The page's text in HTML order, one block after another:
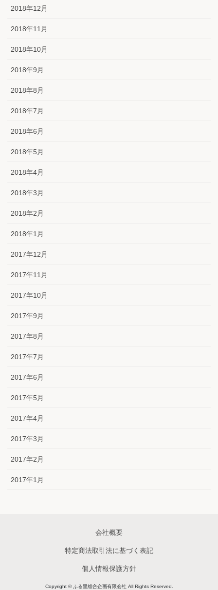
2018年12月
2018年11月
2018年10月
2018年9月
2018年8月
2018年7月
2018年6月
2018年5月
2018年4月
2018年3月
2018年2月
2018年1月
2017年12月
2017年11月
2017年10月
2017年9月
2017年8月
2017年7月
2017年6月
2017年5月
2017年4月
2017年3月
2017年2月
2017年1月
会社概要
特定商法取引法に基づく表記
個人情報保護方針
Copyright © ふる里総合企画有限会社 All Rights Reserved.